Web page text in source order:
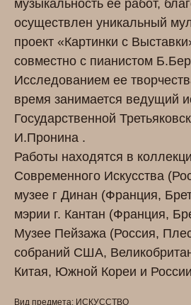
музыкальность ее работ,
осуществлен уникальный
проект «Картинки с
совместно с пианистом
Исследованием ее
время занимается ведущий
Государственной
И.Пронина .
Работы находятся в
Современного Искусства
музее г Динан (Франция,
мэрии г. Кантан (Франция,
Музее Пейзажа (Россия,
собраний США,
Китая, Южной Кореи и
Вид предмета: ИСКУССТВО